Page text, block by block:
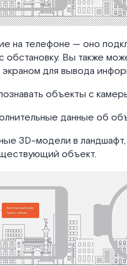
на телефоне — оно
Вы также
для вывода
объекты с
данные об
3D-модели в
объект.